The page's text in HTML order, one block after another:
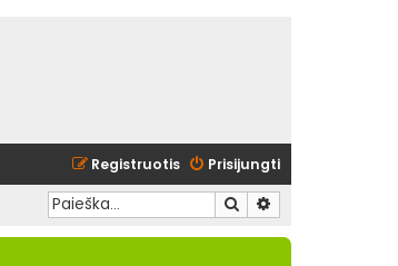
Prisijungti
Registruotis
Ieškoti